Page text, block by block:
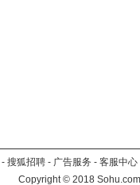
- 搜狐招聘 - 广告服务 - 客服中心
Copyright©2018